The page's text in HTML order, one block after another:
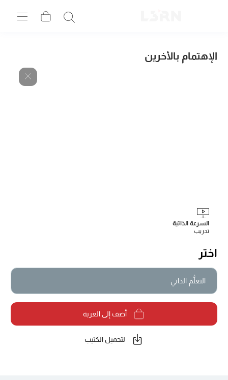
الإهتمام بالأخرين
السرعة الذاتية
تدريب
اختر
التعلُّم الذاتي
أضف إلى العربة
لتحميل الكتيب